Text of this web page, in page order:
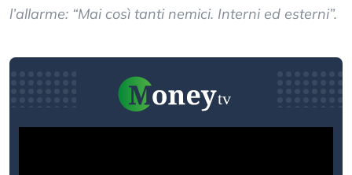
l’allarme: “Mai così tanti nemici. Interni ed esterni”.